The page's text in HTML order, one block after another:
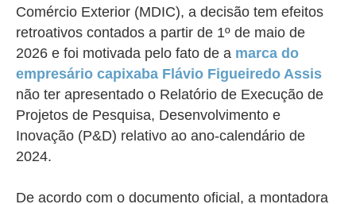
Comércio Exterior (MDIC), a decisão tem efeitos
retroativos contados a partir de 1º de maio de
2026 e foi motivada pelo fato de a marca do
empresário capixaba Flávio Figueiredo Assis
não ter apresentado o Relatório de Execução de
Projetos de Pesquisa, Desenvolvimento e
Inovação (P&D) relativo ao ano-calendário de
2024.
De acordo com o documento oficial, a montadora